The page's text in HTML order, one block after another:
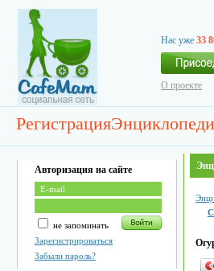
Нас уже 33
О проекте
Регистрация
Авторизация на сайте
не запоминать
Зарегистрироваться
Забыли пароль?